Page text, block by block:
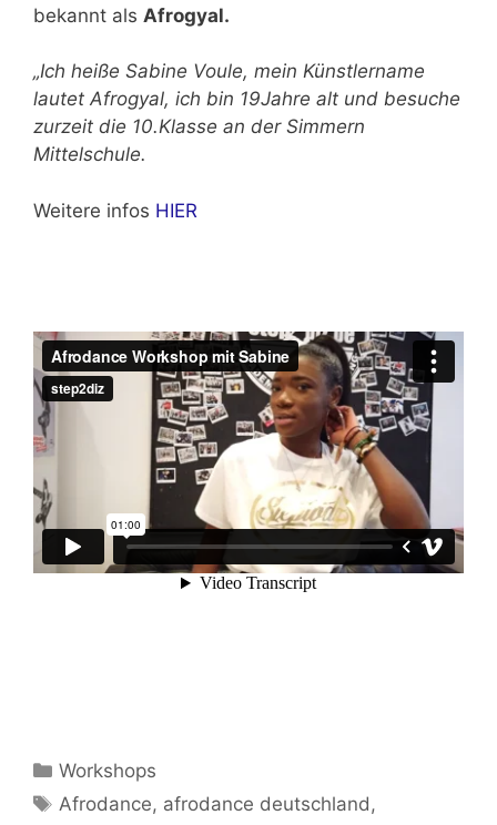
bekannt als Afrogyal.
„Ich heiße Sabine Voule, mein Künstlername
lautet Afrogyal, ich bin 19Jahre alt und besuche
zurzeit die 10.Klasse an der Simmern
Mittelschule.
Weitere infos HIER
Kategorien
Workshops
Schlagwörter
Afrodance, afrodance deutschland ,